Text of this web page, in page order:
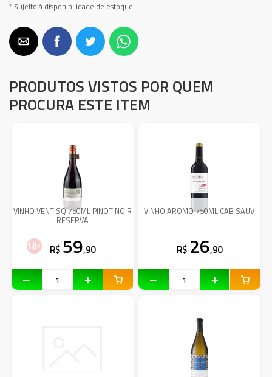
* Sujeito à disponibilidade de estoque.
PRODUTOS VISTOS POR QUEM
PROCURA ESTE ITEM
VINHO VENTISQ 750ML PINOT NOIR
RESERVA
R$ 59,90
VINHO AROMO 750ML CAB SAUV
R$ 26,90